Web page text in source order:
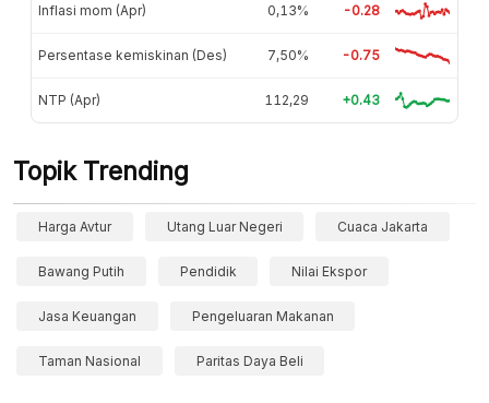
Inflasi mom (Apr) 0,13% -0.28
Persentase kemiskinan (Des) 7,50% -0.75
NTP (Apr) 112,29 +0.43
Topik Trending
Harga Avtur Utang Luar Negeri Cuaca Jakarta
Bawang Putih Pendidik Nilai Ekspor
Jasa Keuangan Pengeluaran Makanan
Taman Nasional Paritas Daya Beli